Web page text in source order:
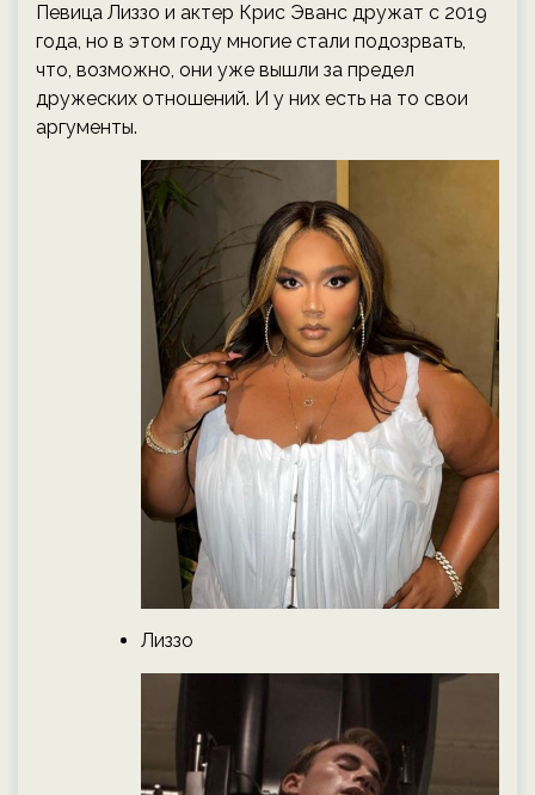
Певица Лиззо и актер Крис Эванс дружат с 2019
года, но в этом году многие стали подозрвать,
что, возможно, они уже вышли за предел
дружеских отношений. И у них есть на то свои
аргументы.
Лиззо